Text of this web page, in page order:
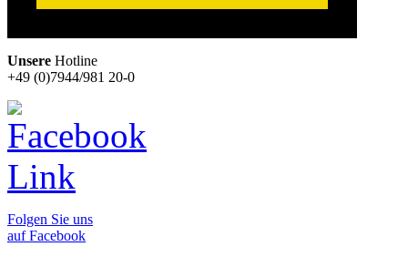
Unsere Hotline
+49 (0)7944/981 20-0
Folgen Sie uns
auf Facebook